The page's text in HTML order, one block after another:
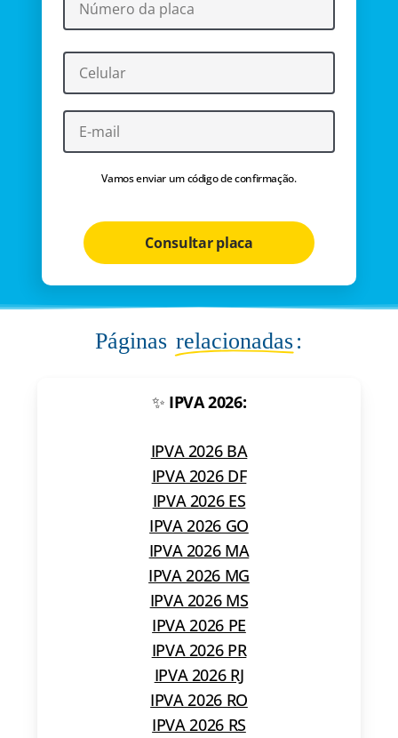
Vamos enviar um código de confirmação.
Consultar placa
Páginas relacionadas:
✨ IPVA 2026:
IPVA 2026 BA
IPVA 2026 DF
IPVA 2026 ES
IPVA 2026 GO
IPVA 2026 MA
IPVA 2026 MG
IPVA 2026 MS
IPVA 2026 PE
IPVA 2026 PR
IPVA 2026 RJ
IPVA 2026 RO
IPVA 2026 RS